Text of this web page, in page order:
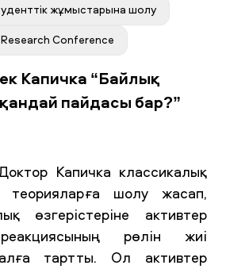
ҚЫЗМЕТКЕРЛЕР
жұмыстарына шолу
Research Conference
Капичка “Байлық
пайдасы бар?”
Капичка классикалық
теорияларға шолу жасап,
өзгерістеріне активтер
рөлін жиі
алға тартты. Ол активтер